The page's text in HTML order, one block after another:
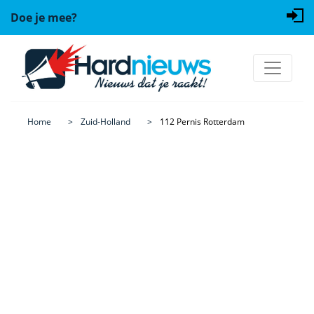
Doe je mee?
Home Zuid-Holland 112 Pernis Rotterdam